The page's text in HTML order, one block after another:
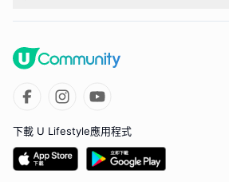
下載 U Lifestyle應用程式